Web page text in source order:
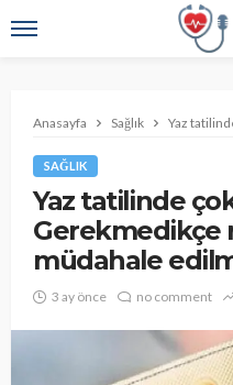
Anasayfa Sağlık Yaz
SAĞLIK
Yaz tatilinde
Gerekmedikçe
müdahale
3 ay önce no comment